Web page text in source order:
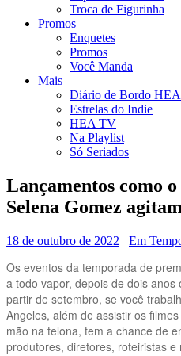
Troca de Figurinha
Promos
Enquetes
Promos
Você Manda
Mais
Diário de Bordo HEA
Estrelas do Indie
HEA TV
Na Playlist
Só Seriados
Lançamentos como
Selena Gomez
18 de outubro de 2022 Em
Os eventos da temporada de
a todo vapor, depois de dois
partir de setembro, se você
Angeles, além de assistir os
mão na telona, tem a chance de
produtores, diretores, roteiristas